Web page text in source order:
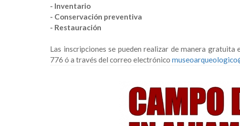
- Inventario
- Conservación preventiva
- Restauración
Las inscripciones se pueden realizar de manera
776 ó a través del correo electrónico